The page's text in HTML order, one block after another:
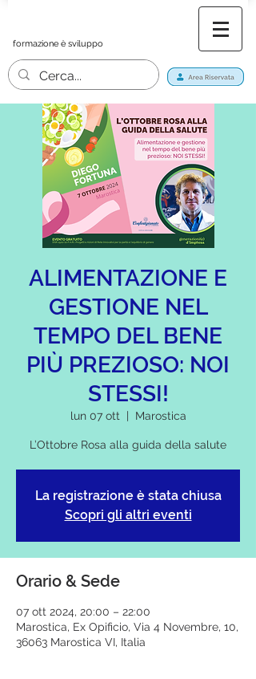
formazione è sviluppo
ALIMENTAZIONE E
GESTIONE NEL
TEMPO DEL BENE
PIÙ PREZIOSO: NOI
STESSI!
lun 07 ott Marostica
L’Ottobre Rosa alla guida della salute
La registrazione è stata chiusa
Scopri gli altri eventi
Orario & Sede
07 ott 2024, 20:00 – 22:00
Marostica, Ex Opificio, Via 4 Novembre, 10,
36063 Marostica VI, Italia